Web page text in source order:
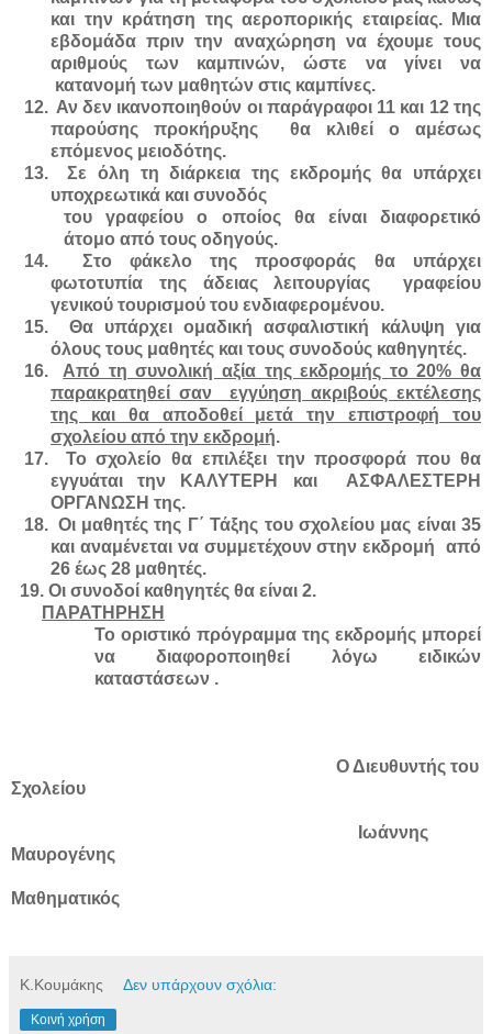
και την κράτηση της αεροπορικής εταιρείας. Μια
εβδομάδα πριν την αναχώρηση να έχουμε τους
αριθμούς των καμπινών, ώστε να γίνει να
κατανομή των μαθητών στις καμπίνες.
12. Αν δεν ικανοποιηθούν οι παράγραφοι 11 και 12 της
παρούσης προκήρυξης θα κλιθεί ο αμέσως
επόμενος μειοδότης.
13.
Σε όλη τη διάρκεια της εκδρομής θα υπάρχει
υποχρεωτικά και συνοδός
του γραφείου ο οποίος θα είναι διαφορετικό
άτομο από τους οδηγούς.
14.
Στο φάκελο της προσφοράς θα υπάρχει
φωτοτυπία της άδειας λειτουργίας γραφείου
γενικού τουρισμού του ενδιαφερομένου.
15.
Θα υπάρχει ομαδική ασφαλιστική κάλυψη για
όλους τους μαθητές και τους συνοδούς καθηγητές.
16.
Από τη συνολική αξία της εκδρομής το 20% θα
παρακρατηθεί σαν εγγύηση ακριβούς εκτέλεσης
της και θα αποδοθεί μετά την επιστροφή του
σχολείου από την εκδρομή.
17.
Το σχολείο θα επιλέξει την προσφορά που θα
εγγυάται την ΚΑΛΥΤΕΡΗ και ΑΣΦΑΛΕΣΤΕΡΗ
ΟΡΓΑΝΩΣΗ της.
18. Οι μαθητές της Γ΄ Τάξης του σχολείου μας είναι 35
και αναμένεται να συμμετέχουν στην εκδρομή από
26 έως 28 μαθητές.
19. Οι συνοδοί καθηγητές θα είναι 2.
ΠΑΡΑΤΗΡΗΣΗ
Το οριστικό πρόγραμμα της εκδρομής μπορεί
να διαφοροποιηθεί λόγω ειδικών
καταστάσεων .
Ο Διευθυντής του
Σχολείου
Ιωάννης
Μαυρογένης
Μαθηματικός
Κ.Κουμάκης Δεν υπάρχουν σχόλια:
Κοινή χρήση